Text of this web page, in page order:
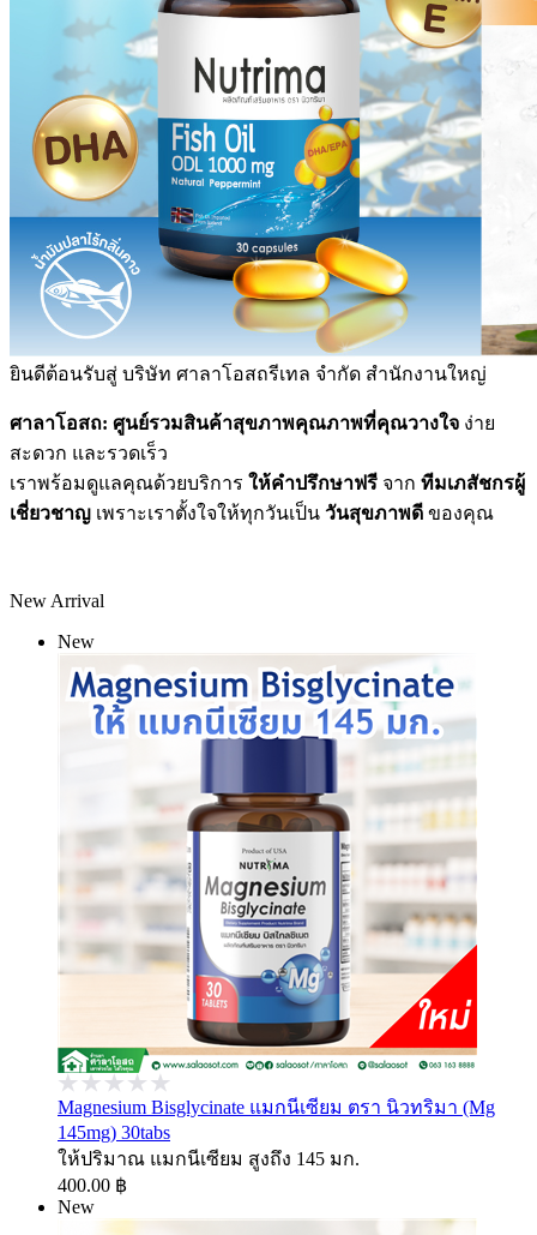
ยินดีต้อนรับสู่ บริษัท ศาลาโอสถรีเทล จำกัด สำนักงานใหญ่
ศาลาโอสถ: ศูนย์รวมสินค้าสุขภาพคุณภาพที่คุณวางใจ ง่าย
สะดวก และรวดเร็ว
เราพร้อมดูแลคุณด้วยบริการ ให้คำปรึกษาฟรี จาก ทีมเภสัชกรผู้
เชี่ยวชาญ เพราะเราตั้งใจให้ทุกวันเป็น วันสุขภาพดี ของคุณ
New Arrival
New
Magnesium Bisglycinate แมกนีเซียม ตรา นิวทริมา (Mg
145mg) 30tabs
ให้ปริมาณ แมกนีเซียม สูงถึง 145 มก.
400.00 ฿
New